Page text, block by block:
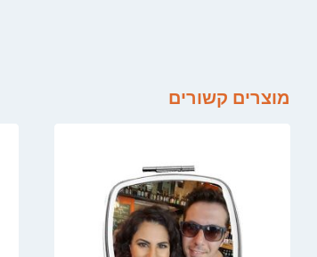
מוצרים קשורים